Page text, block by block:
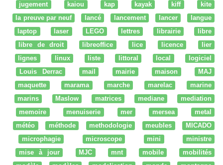
jugement
kaiou kap kayak kiff
kite
la preuve par neuf
lancé lancement lancer
langue
laptop
laser LEGO lettres librairie
libre
libre de droit
libreoffice lice licence
lier
lignes
linux liste littoral local
logiciel
Louis Derrac
mail mairie maison
MAJ
maquette
marama marche marelac
marine
marins
Maslow matrices mediane
mediation
memoire
menuiserie mer mersea
metal
météo
méthode methodologie meubles
MICADO
microphagie
microscope mini
ministre
mise à jour
MJC mnt mobile
mobilités